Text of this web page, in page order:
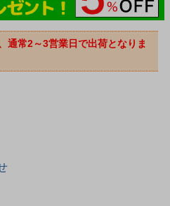
通常2～3営業日で出荷となりま